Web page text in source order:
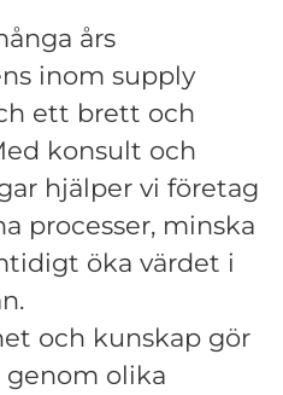
års
inom supply
ett brett och
konsult och
hjälper vi företag
processer, minska
öka värdet i
och kunskap gör
genom olika